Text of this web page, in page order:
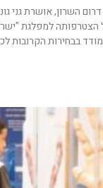
השרון, אושרת גני
למפלגת
בבחירות הקרובות